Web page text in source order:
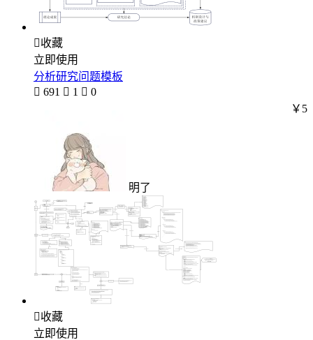
收藏
立即使用
分析研究问题模板
 691  1  0
明了
￥5
收藏
立即使用